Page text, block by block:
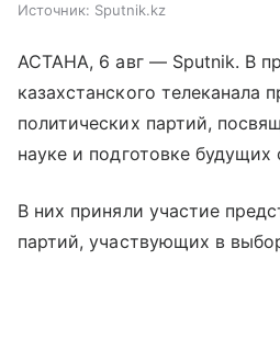
Источник: Sputnik.kz
АСТАНА, 6 авг — Sputnik. В
казахстанского телеканала
политических партий,
науке и подготовке будущих
В них приняли участие
партий, участвующих в